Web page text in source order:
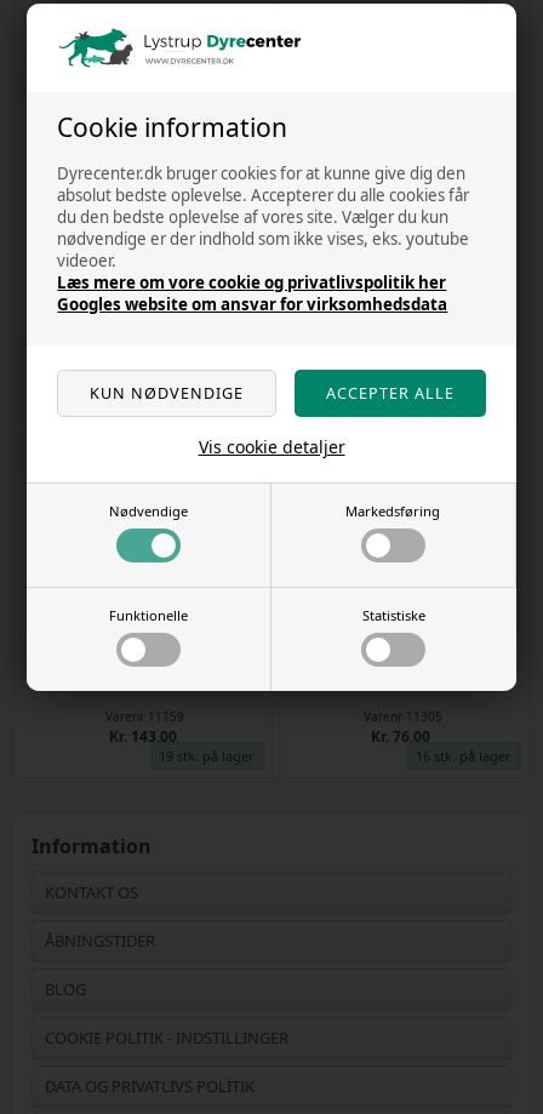
Cookie information
Dyrecenter.dk bruger cookies for at kunne give dig den
absolut bedste oplevelse. Accepterer du alle cookies får
du den bedste oplevelse af vores site. Vælger du kun
nødvendige er der indhold som ikke vises, eks. youtube
videoer.
Læs mere om vore cookie og privatlivspolitik her
Googles website om ansvar for virksomhedsdata
Nødvendige Markedsføring
Funktionelle Statistiske
Vis cookie detaljer
22 stk. på lager
Varenr
Kr. 205,00
Varenr7478
Kr. 210,00
6 stk. på lager
Varenr8504
Kr. 78,00
19 stk. på lager
Varenr 11159
Kr. 143,00
16 stk. på lager
Varenr 11305
Kr. 76,00
Information
KONTAKT OS
ÅBNINGSTIDER
BLOG
COOKIE POLITIK - INDSTILLINGER
DATA OG PRIVATLIVS POLITIK